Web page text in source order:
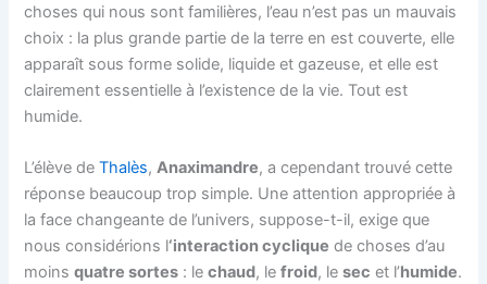
choses qui nous sont familières, l’eau n’est pas un mauvais
choix : la plus grande partie de la terre en est couverte, elle
apparaît sous forme solide, liquide et gazeuse, et elle est
clairement essentielle à l’existence de la vie. Tout est
humide.
L’élève deThalès,Anaximandre, a cependant trouvé cette
réponse beaucoup trop simple. Une attention appropriée à
la face changeante de l’univers, suppose-t-il, exige que
nous considérions l‘interaction cyclique de choses d’au
moinsquatre sortes : lechaud, lefroid, lesec et l’humide.